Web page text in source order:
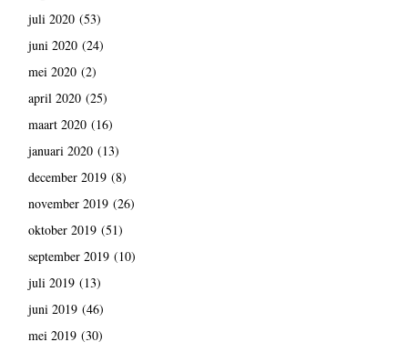
juli 2020(53)
juni 2020(24)
mei 2020(2)
april 2020(25)
maart 2020(16)
januari 2020(13)
december 2019(8)
november 2019(26)
oktober 2019(51)
september 2019(10)
juli 2019(13)
juni 2019(46)
mei 2019(30)